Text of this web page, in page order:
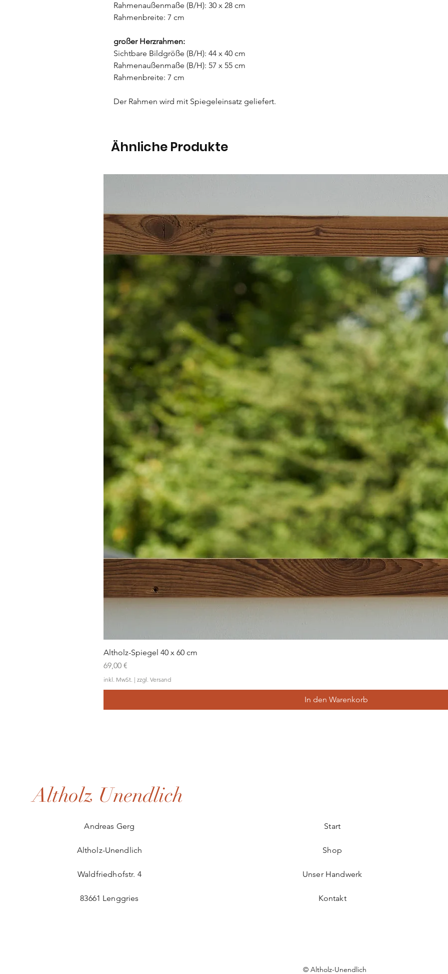
Rahmenaußenmaße (B/H): 30 x 28 cm
Rahmenbreite: 7 cm
großer Herzrahmen:
Sichtbare Bildgröße (B/H): 44 x 40 cm
Rahmenaußenmaße (B/H): 57 x 55 cm
Rahmenbreite: 7 cm
Der Rahmen wird mit Spiegeleinsatz geliefert.
Ähnliche Produkte
Altholz-Spiegel 40 x 60 cm
Preis
69,00 €
inkl. MwSt. | zzgl. Versand
In den Warenkorb
Altholz Unendlich
Andreas Gerg
Altholz-Unendlich
Waldfriedhofstr. 4
83661 Lenggries
Start
Shop
Unser Handwerk
Kontakt
© Altholz-Unendlich